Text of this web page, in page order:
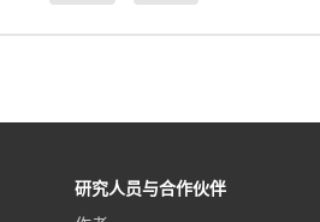
研究人员与合作伙伴